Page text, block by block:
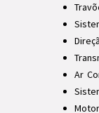
Ar